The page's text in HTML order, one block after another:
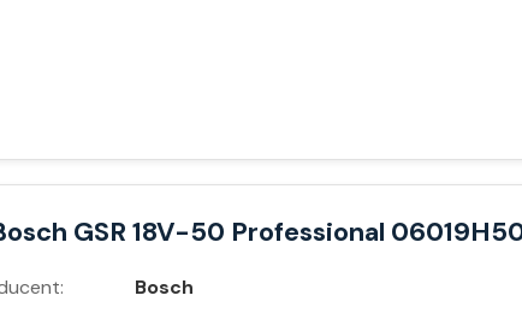
GSR 18V-50 Professional
Bosch